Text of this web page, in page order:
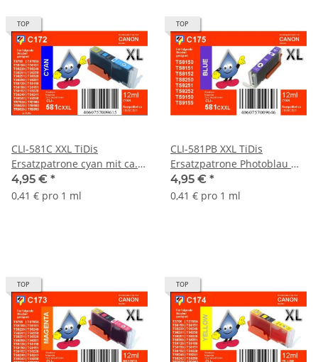
TOP
CLI-581C XXL TiDis
Ersatzpatrone cyan mit ca.
12ml Inhalt - ersetzt
1995C001
4,95 € *
0,41 € pro 1 ml
TOP
CLI-581PB XXL TiDis
Ersatzpatrone Photoblau mit
ca. 12ml Inhalt - ersetzt
1999C001
4,95 € *
0,41 € pro 1 ml
TOP TOP